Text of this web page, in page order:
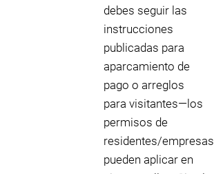
debes seguir las
instrucciones
publicadas para
aparcamiento de
pago o arreglos
para visitantes—los
permisos de
residentes/empresas
pueden aplicar en